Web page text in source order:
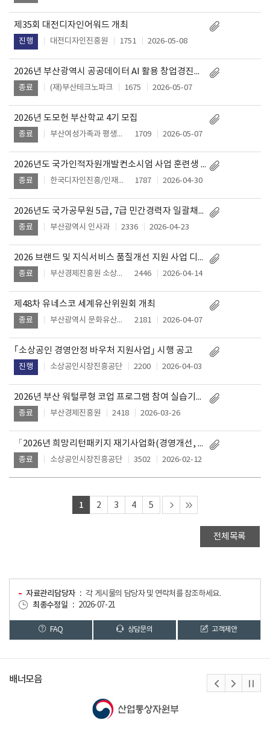
제35회 대전디자인어워드 개최
진행 대전디자인진흥원 1751 2026-05-08
2026년 부산광역시 공공데이터 AI 활용 창업경진대회
종료 (재)부산테크노파크 1675 2026-05-07
2026년 도모헌 부산학교 4기 모집
종료 부산여성가족과 평생교육진흥원 1709 2026-05-07
2026년도 국가인적자원개발컨소시엄 사업 훈련생 모집
종료 한국디자인진흥/인재육성실 1787 2026-04-30
2026년도 국가공무원 5급, 7급 민간경력자 일괄채용시험 시행계획 공고
종료 부산광역시 인사과 2336 2026-04-23
2026 브랜드 및 지식서비스 품질개선 지원 사업 디자인 전문 업체 모집 공고
종료 부산경제진흥원 소상공인지원단 2446 2026-04-14
제48차 유네스코 세계유산위원회 개최
종료 부산광역시 문화유산과 2181 2026-04-07
｢소상공인 경영안정 바우처 지원사업｣ 시행 공고
진행 소상공인시장진흥공단 2200 2026-04-03
2026년 부산 워털루형 코업 프로그램 참여 실습기관(기업) 모집 공고
종료 부산경제진흥원 2418 2026-03-26
「2026년 희망리턴패키지 재기사업화(경영개선, 재창업)」 부산울산경남 소상공인 모집
종료 소상공인시장진흥공단 3502 2026-02-12
1 2 3 4 5
전체목록
자료관리담당자
각 게시물의 담당자 및 연락처를 참조하세요.
최종수정일
2026-07-21
FAQ 상담문의 고객제안
배너모음